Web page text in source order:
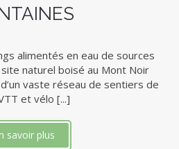
alimentés en eau de sources
naturel boisé au Mont Noir
vaste réseau de sentiers de
et vélo [...]
savoir plus